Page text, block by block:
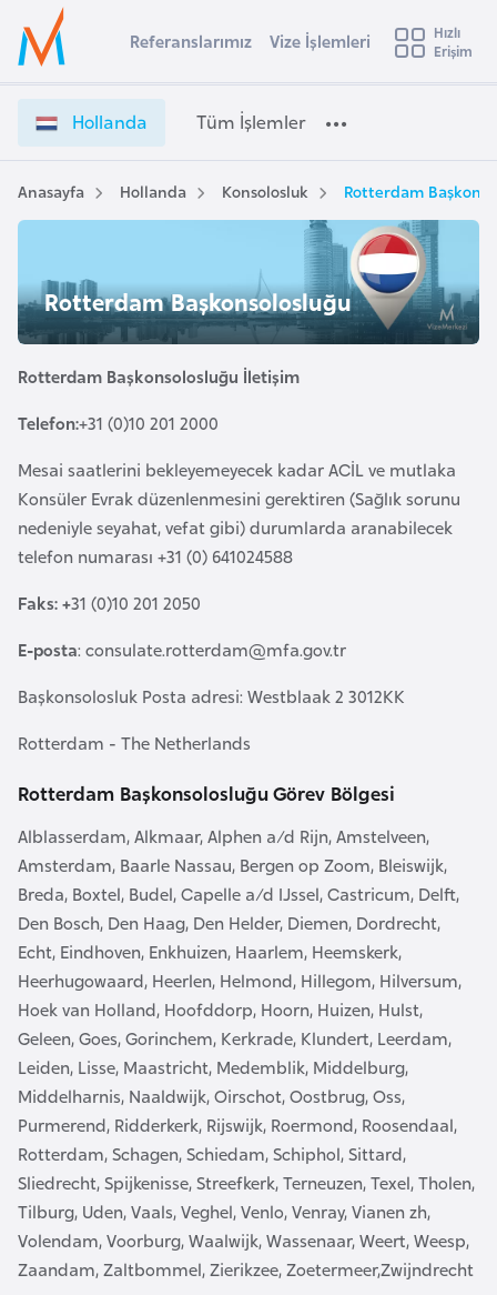
Ülke Seçimi
Başvuru yapmak istediğiniz ülkeyi seçin
Üye
Girişi
o
l
a
n
d
i
z
e
İ
l
m
l
e
r
e
t
ş
i
Referanslarımız Vize İşlemleri
Hızlı
Erişim
Hollanda Tüm İşlemler
Anasayfa Hollanda Konsolosluk Rotterdam
Rotterdam Başkonsolosluğu
Rotterdam Başkonsolosluğu İletişim
Telefon:+31 (0)10 201 2000
Mesai saatlerini bekleyemeyecek kadar ACİL ve mutlaka
Konsüler Evrak düzenlenmesini gerektiren (Sağlık sorunu
nedeniyle seyahat, vefat gibi) durumlarda aranabilecek
telefon numarası +31 (0) 641024588
Faks: +31 (0)10 201 2050
E-posta: consulate.rotterdam@mfa.gov.tr
Başkonsolosluk Posta adresi: Westblaak 2 3012KK
Rotterdam - The Netherlands
Rotterdam Başkonsolosluğu Görev Bölgesi
Alblasserdam, Alkmaar, Alphen a/d Rijn, Amstelveen,
Amsterdam, Baarle Nassau, Bergen op Zoom, Bleiswijk,
Breda, Boxtel, Budel, Capelle a/d IJssel, Castricum, Delft,
Den Bosch, Den Haag, Den Helder, Diemen, Dordrecht,
Echt, Eindhoven, Enkhuizen, Haarlem, Heemskerk,
Heerhugowaard, Heerlen, Helmond, Hillegom, Hilversum,
Hoek van Holland, Hoofddorp, Hoorn, Huizen, Hulst,
Geleen, Goes, Gorinchem, Kerkrade, Klundert, Leerdam,
Leiden, Lisse, Maastricht, Medemblik, Middelburg,
Middelharnis, Naaldwijk, Oirschot, Oostbrug, Oss,
Purmerend, Ridderkerk, Rijswijk, Roermond, Roosendaal,
Rotterdam, Schagen, Schiedam, Schiphol, Sittard,
Sliedrecht, Spijkenisse, Streefkerk, Terneuzen, Texel, Tholen,
Tilburg, Uden, Vaals, Veghel, Venlo, Venray, Vianen zh,
Volendam, Voorburg, Waalwijk, Wassenaar, Weert, Weesp,
Zaandam, Zaltbommel, Zierikzee, Zoetermeer,Zwijndrecht
s
t
r
a
A
v
u
t
u
y
a
A
z
r
b
y
a
n
B
a
h
r
e
y
n
B
a
n
g
l
a